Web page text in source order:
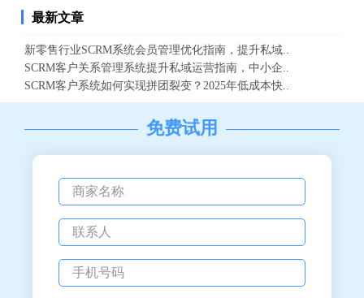
最新文章
新零售行业SCRM系统会员管理优化指南，提升私域..
SCRM客户关系管理系统提升私域运营指南，中小企..
SCRM客户系统如何实现拼团裂变？2025年低成本快..
免费试用